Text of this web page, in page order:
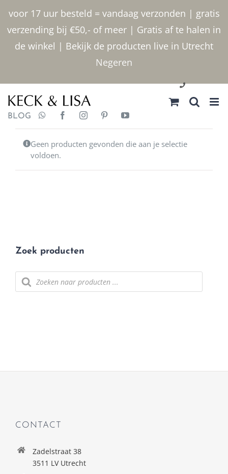
voor 17 uur besteld = vandaag verzonden | gratis
verzending bij €50,- of meer | Gratis af te halen in
de winkel | Bekijk de producten live in Utrecht
Negeren
inhoud
030 2400000
BLOG
Geen producten gevonden die aan je selectie
voldoen.
Zoek producten
Producten
zoeken
CONTACT
Zadelstraat 38
3511 LV Utrecht